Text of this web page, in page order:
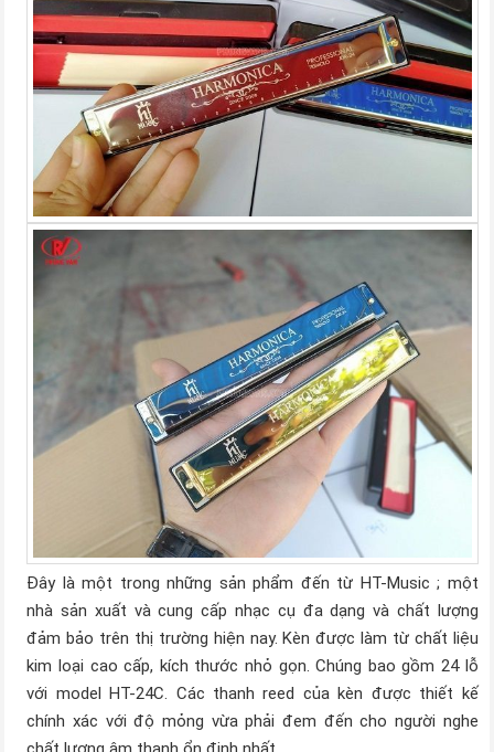
Đây là một trong những sản phẩm đến từ HT-Music ; một
nhà sản xuất và cung cấp nhạc cụ đa dạng và chất lượng
đảm bảo trên thị trường hiện nay. Kèn được làm từ chất liệu
kim loại cao cấp, kích thước nhỏ gọn. Chúng bao gồm 24 lỗ
với model HT-24C. Các thanh reed của kèn được thiết kế
chính xác với độ mỏng vừa phải đem đến cho người nghe